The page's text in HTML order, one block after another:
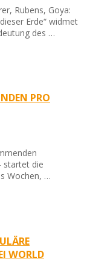
Rubens, Goya:
Erde“ widmet
des …
PRO
startet die
Wochen, …
WORLD